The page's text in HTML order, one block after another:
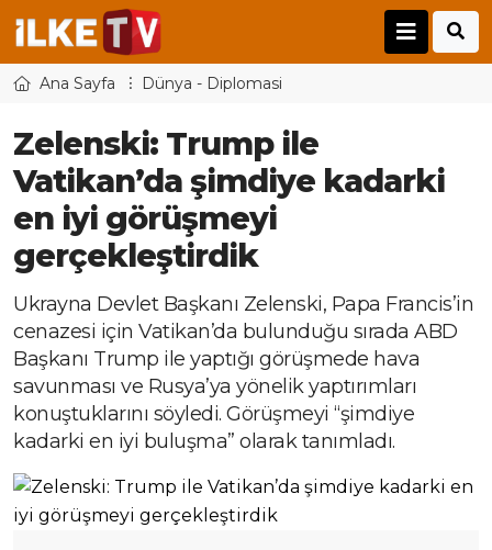
Ana Sayfa Dünya - Diplomasi
Zelenski: Trump ile
Vatikan’da şimdiye kadarki
en iyi görüşmeyi
gerçekleştirdik
Ukrayna Devlet Başkanı Zelenski, Papa Francis’in
cenazesi için Vatikan’da bulunduğu sırada ABD
Başkanı Trump ile yaptığı görüşmede hava
savunması ve Rusya’ya yönelik yaptırımları
konuştuklarını söyledi. Görüşmeyi “şimdiye
kadarki en iyi buluşma” olarak tanımladı.